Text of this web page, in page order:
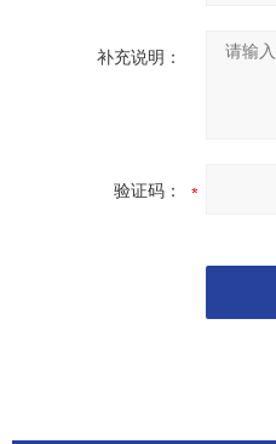
补充说明：
验证码：